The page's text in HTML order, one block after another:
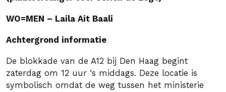
WO=MEN – Laila Ait Baali
Achtergrond informatie
De blokkade van de A12 bij Den Haag begint
zaterdag om 12 uur ‘s middags. Deze locatie is
symbolisch omdat de weg tussen het ministerie